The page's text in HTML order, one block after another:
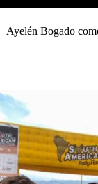
Ayelén Bogado